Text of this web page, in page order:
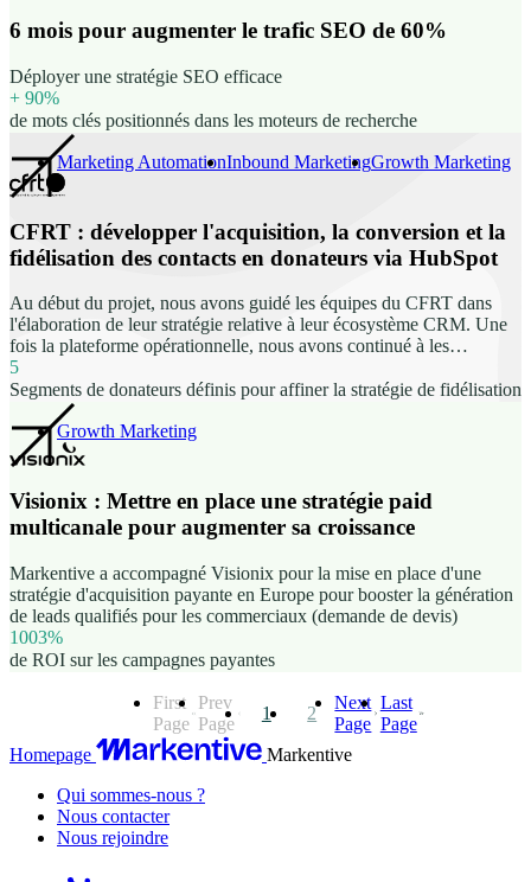
6 mois pour augmenter le trafic SEO de 60%
Déployer une stratégie SEO efficace
+ 90%
de mots clés positionnés dans les moteurs de recherche
Marketing AutomationInbound MarketingGrowth Marketing
CFRT : développer l'acquisition, la conversion et la
fidélisation des contacts en donateurs via HubSpot
Au début du projet, nous avons guidé les équipes du CFRT dans
l'élaboration de leur stratégie relative à leur écosystème CRM. Une
fois la plateforme opérationnelle, nous avons continué à les
accompagner, facilitant l'adoption de l'outil, soutenant le
déploiement des campagnes marketing, et renforçant le niveau de
maturité des processus préalablement définis une fois qu'ils ont été
maîtrisés.
5
Segments de donateurs définis pour affiner la stratégie de fidélisation
Growth Marketing
Visionix : Mettre en place une stratégie paid
multicanale pour augmenter sa croissance
Markentive a accompagné Visionix pour la mise en place d'une
stratégie d'acquisition payante en Europe pour booster la génération
de leads qualifiés pour les commerciaux (demande de devis)
1003%
de ROI sur les campagnes payantes
First
Page
Prev
Page
1 2
Next
Page
Last
Page
Homepage
Markentive
Qui sommes-nous ?
Nous contacter
Nous rejoindre